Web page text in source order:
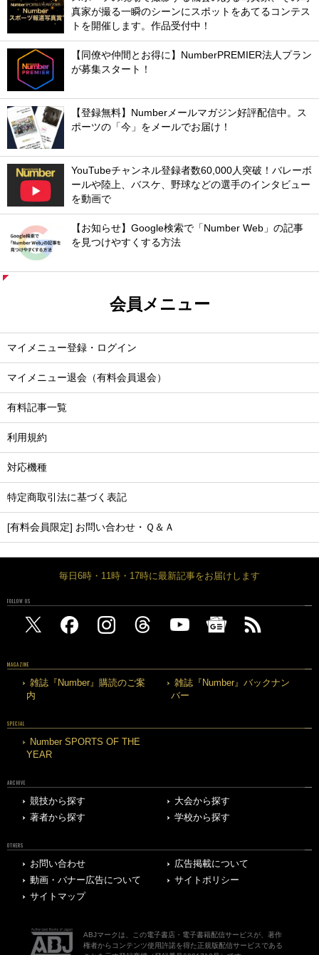
真家が撮る一瞬のシーンにスポットをあてるコンテス
トを開催します。作品受付中！
【同僚や仲間とお得に】NumberPREMIER法人プラン
が募集スタート！
【登録無料】Numberメールマガジン好評配信中。ス
ポーツの「今」をメールでお届け！
YouTubeチャンネル登録者数60,000人突破！バレーボ
ールや陸上、バスケ、野球などの選手のインタビュー
を動画で
【お知らせ】Google検索で「Number Web」の記事
を見つけやすくする方法
会員メニュー
マイメニュー登録・ログイン
マイメニュー退会（有料会員退会）
有料記事一覧
利用規約
対応機種
特定商取引法に基づく表記
[有料会員限定] お問い合わせ・Ｑ＆Ａ
毎日6時・11時・17時に最新記事をお届けします
FOLLOW US
MAGAZINE
雑誌『Number』購読のご案
内
雑誌『Number』バックナン
バー
SPECIAL
Number SPORTS OF THE
YEAR
ARCHIVE
競技から探す
大会から探す
著者から探す
学校から探す
OTHERS
お問い合わせ
広告掲載について
動画・バナー広告について
サイトポリシー
サイトマップ
ABJマークは、この電子書店・電子書籍配信サービスが、著作
権者からコンテンツ使用許諾を得た正規版配信サービスである